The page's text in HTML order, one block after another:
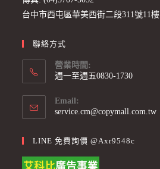
台中市西屯區華美西街二段311號11樓
聯絡方式
營業時間:
週一至週五0830-1730
Email:
service.cm@copymall.com.tw
LINE 免費詢價 @axr9548c